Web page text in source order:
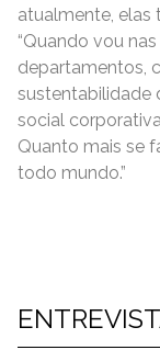
atualmente, elas
“Quando vou
departamentos,
sustentabilidade
social
Quanto mais se
todo mundo.”